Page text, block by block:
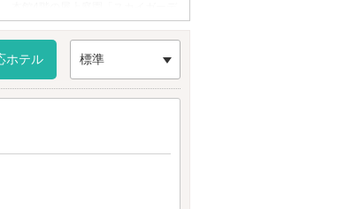
本館4階の屋上庭園「スカイガーデ
ホテル 標準